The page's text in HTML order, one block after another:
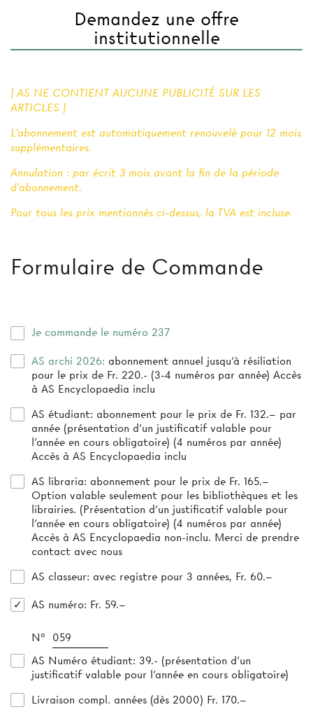
Demandez une offre
institutionnelle
| AS NE CONTIENT AUCUNE PUBLICITÉ SUR LES
ARTICLES |
L'abonnement est automatiquement renouvelé pour 12 mois
supplémentaires.
Annulation : par écrit 3 mois avant la fin de la période
d'abonnement.
Pour tous les prix mentionnés ci-dessus, la TVA est incluse.
Formulaire de Commande
Je commande le numéro 237
AS archi 2026: abonnement annuel jusqu’à résiliation
pour le prix de Fr. 220.- (3-4 numéros par année) Accès
à AS Encyclopaedia inclu
AS étudiant: abonnement pour le prix de Fr. 132.– par
année (présentation d’un justificatif valable pour
l’année en cours obligatoire) (4 numéros par année)
Accès à AS Encyclopaedia inclu
AS libraria: abonnement pour le prix de Fr. 165.–
Option valable seulement pour les bibliothèques et les
librairies. (Présentation d'un justificatif valable pour
l'année en cours obligatoire) (4 numéros par année)
Accès à AS Encyclopaedia non-inclu. Merci de prendre
contact avec nous
AS classeur: avec registre pour 3 années, Fr. 60.–
AS numéro: Fr. 59.–
N°
AS Numéro étudiant: 39.- (présentation d’un
justificatif valable pour l’année en cours obligatoire)
Livraison compl. années (dès 2000) Fr. 170.–